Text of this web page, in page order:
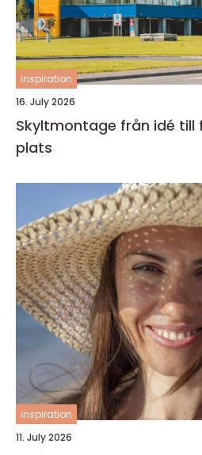
inspiration
16. July 2026
Skyltmontage från idé till färdig skylt på
plats
inspiration
11. July 2026